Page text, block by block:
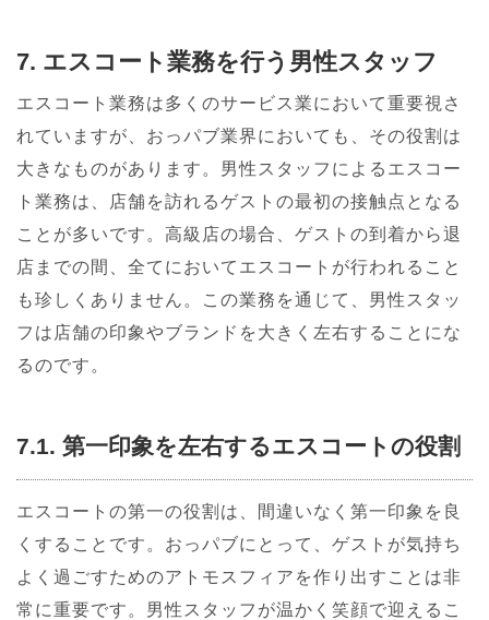
7. エスコート業務を行う男性スタッフ
エスコート業務は多くのサービス業において重要視さ
れていますが、おっパブ業界においても、その役割は
大きなものがあります。男性スタッフによるエスコー
ト業務は、店舗を訪れるゲストの最初の接触点となる
ことが多いです。高級店の場合、ゲストの到着から退
店までの間、全てにおいてエスコートが行われること
も珍しくありません。この業務を通じて、男性スタッ
フは店舗の印象やブランドを大きく左右することにな
るのです。
7.1. 第一印象を左右するエスコートの役割
エスコートの第一の役割は、間違いなく第一印象を良
くすることです。おっパブにとって、ゲストが気持ち
よく過ごすためのアトモスフィアを作り出すことは非
常に重要です。男性スタッフが温かく笑顔で迎えるこ